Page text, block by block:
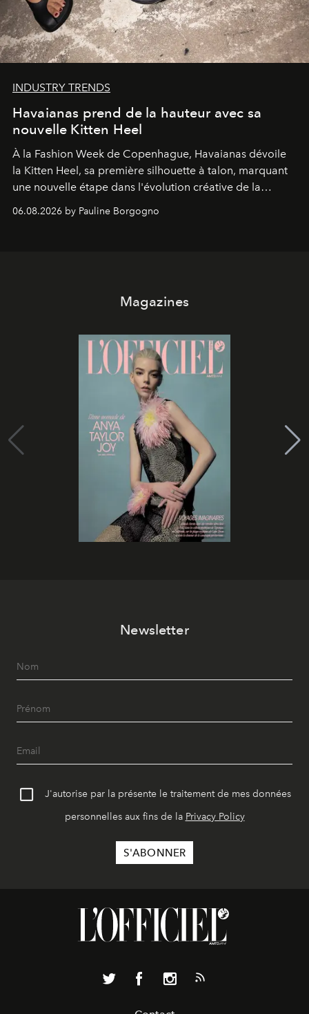
INDUSTRY TRENDS
Havaianas prend de la hauteur avec sa
nouvelle Kitten Heel
À la Fashion Week de Copenhague, Havaianas dévoile
la Kitten Heel, sa première silhouette à talon, marquant
une nouvelle étape dans l'évolution créative de la
06.08.2026 by Pauline Borgogno
Magazines
Newsletter
J'autorise par la présente le traitement de mes données
personnelles aux fins de la Privacy Policy